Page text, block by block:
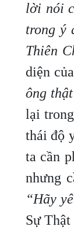
lời nói
trong ý
Thiên
diện
ông
lại
thái độ
ta cần
nhưng
“Hãy
Sự